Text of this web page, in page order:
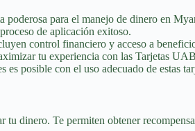
para el manejo de dinero en
de aplicación exitoso.
control financiero y acceso a
tu experiencia con las Tarjetas
es posible con el uso adecuado de estas
dinero. Te permiten obtener